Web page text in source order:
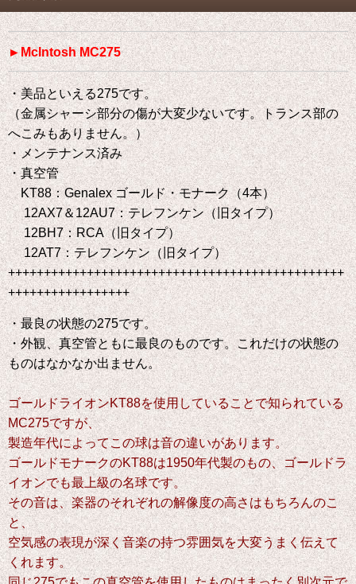
►Mclntosh MC275
・美品といえる275です。
（金属シャーシ部分の傷が大変少ないです。トランス部の
へこみもありません。）
・メンテナンス済み
・真空管
KT88：Genalex ゴールド・モナーク（4本）
12AX7＆12AU7：テレフンケン（旧タイプ）
12BH7：RCA（旧タイプ）
12AT7：テレフンケン（旧タイプ）
+++++++++++++++++++++++++++++++++++++++++++++++
+++++++++++++++++
・最良の状態の275です。
・外観、真空管ともに最良のものです。これだけの状態の
ものはなかなか出ません。
ゴールドライオンKT88を使用していることで知られている
MC275ですが、
製造年代によってこの球は音の違いがあります。
ゴールドモナークのKT88は1950年代製のもの、ゴールドラ
イオンでも最上級の名球です。
その音は、楽器のそれぞれの解像度の高さはもちろんのこ
と、
空気感の表現が深く音楽の持つ雰囲気を大変うまく伝えて
くれます。